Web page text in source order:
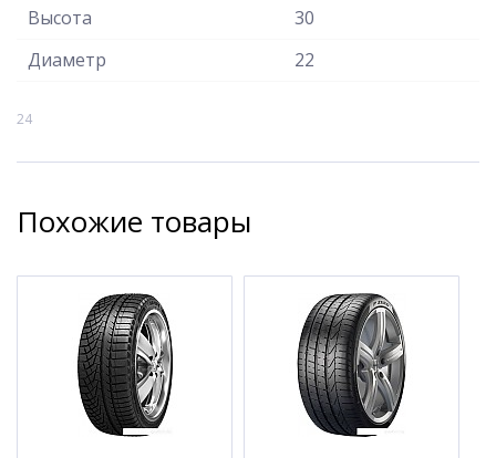
Высота
30
Диаметр
22
24
Похожие товары